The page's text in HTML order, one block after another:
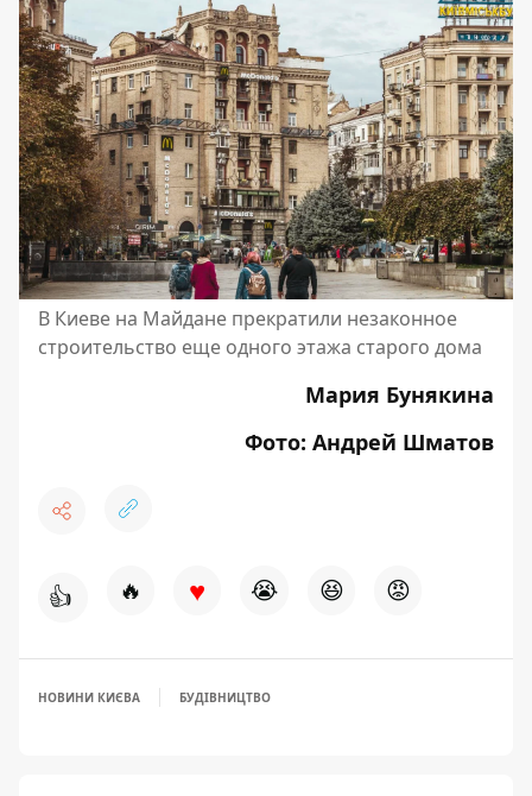
В Киеве на Майдане прекратили незаконное
строительство еще одного этажа старого дома
Мария Бунякина
Фото: Андрей Шматов
👍 🔥 ♥ 😭 😆 😡
НОВИНИ КИЄВА БУДІВНИЦТВО